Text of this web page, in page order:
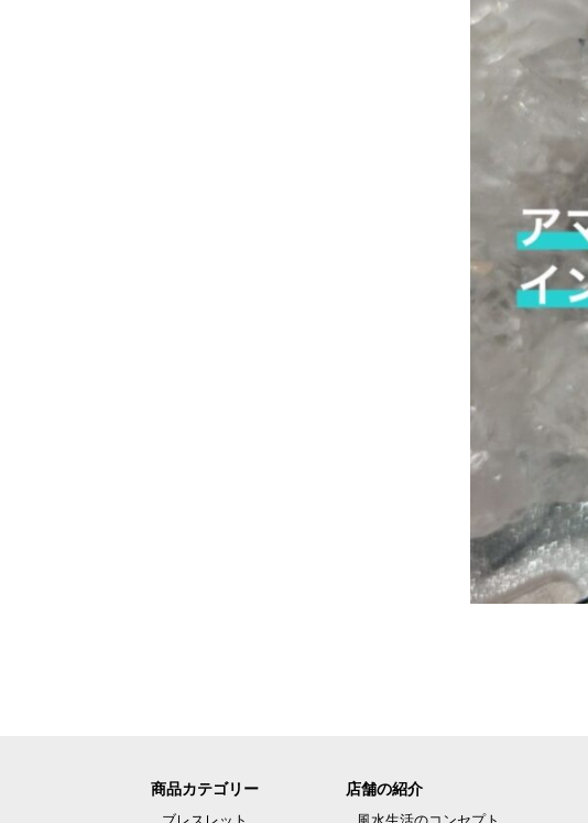
商品カテゴリー 店舗の紹介